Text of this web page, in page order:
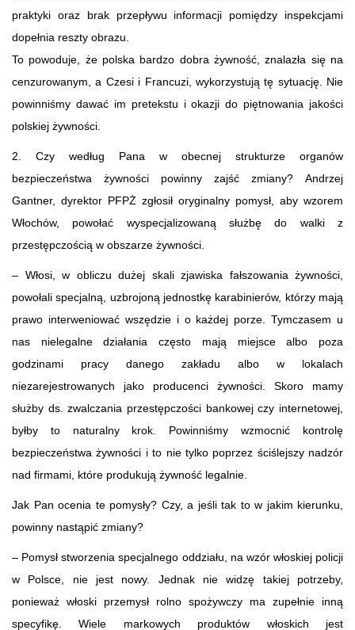
praktyki oraz brak przepływu informacji pomiędzy inspekcjami
dopełnia reszty obrazu.
To powoduje, że polska bardzo dobra żywność, znalazła się na
cenzurowanym, a Czesi i Francuzi, wykorzystują tę sytuację. Nie
powinniśmy dawać im pretekstu i okazji do piętnowania jakości
polskiej żywności.
2. Czy według Pana w obecnej strukturze organów
bezpieczeństwa żywności powinny zajść zmiany? Andrzej
Gantner, dyrektor PFPŻ zgłosił oryginalny pomysł, aby wzorem
Włochów, powołać wyspecjalizowaną służbę do walki z
przestępczością w obszarze żywności.
– Włosi, w obliczu dużej skali zjawiska fałszowania żywności,
powołali specjalną, uzbrojoną jednostkę karabinierów, którzy mają
prawo interweniować wszędzie i o każdej porze. Tymczasem u
nas nielegalne działania często mają miejsce albo poza
godzinami pracy danego zakładu albo w lokalach
niezarejestrowanych jako producenci żywności. Skoro mamy
służby ds. zwalczania przestępczości bankowej czy internetowej,
byłby to naturalny krok. Powinniśmy wzmocnić kontrolę
bezpieczeństwa żywności i to nie tylko poprzez ściślejszy nadzór
nad firmami, które produkują żywność legalnie.
Jak Pan ocenia te pomysły? Czy, a jeśli tak to w jakim kierunku,
powinny nastąpić zmiany?
– Pomysł stworzenia specjalnego oddziału, na wzór włoskiej policji
w Polsce, nie jest nowy. Jednak nie widzę takiej potrzeby,
ponieważ włoski przemysł rolno spożywczy ma zupełnie inną
specyfikę. Wiele markowych produktów włoskich jest